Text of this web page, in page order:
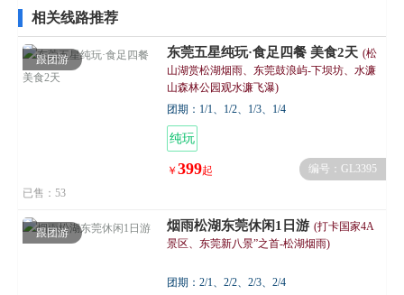
相关线路推荐
跟团游 东莞五星纯玩·食足四餐 美食2天 (松
山湖赏松湖烟雨、东莞鼓浪屿-下坝坊、水濂
山森林公园观水濂飞瀑)
团期：1/1、1/2、1/3、1/4
纯玩
￥ 399起
编号：GL3395
已售：53
跟团游 烟雨松湖东莞休闲1日游 (打卡国家4A
景区、东莞新八景”之首-松湖烟雨)
团期：2/1、2/2、2/3、2/4